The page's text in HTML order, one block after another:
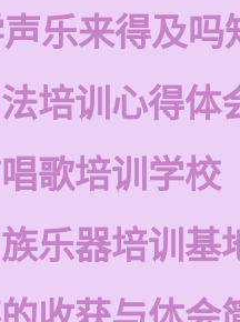
乐来得及吗
培训心得体
歌培训学校
乐器培训基